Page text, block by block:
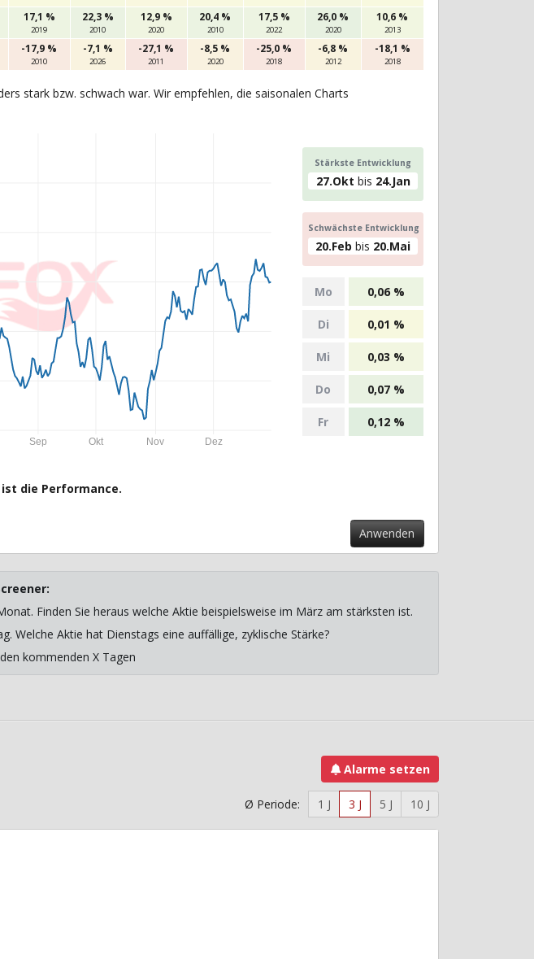
17,1 %
2019
22,3 %
2010
12,9 %
2020
20,4 %
2010
17,5 %
2022
26,0 %
2020
10,6 %
2013
-17,9 %
2010
-7,1 %
2026
-27,1 %
2011
-8,5 %
2020
-25,0 %
2018
-6,8 %
2012
-18,1 %
2018
stark bzw. schwach war. Wir empfehlen, die saisonalen Charts
Sep Okt Nov Dez
Stärkste Entwicklung
27.Okt bis 24.Jan
Schwächste Entwicklung
20.Feb bis 20.Mai
Mo 0,06 %
Di 0,01 %
Mi 0,03 %
Do 0,07 %
Fr 0,12 %
die Performance.
Finden Sie heraus welche Aktie beispielsweise im März am stärksten ist.
Welche Aktie hat Dienstags eine auffällige, zyklische Stärke?
kommenden X Tagen
Alarme setzen
Ø Periode: 1 J 3 J 5 J 10 J